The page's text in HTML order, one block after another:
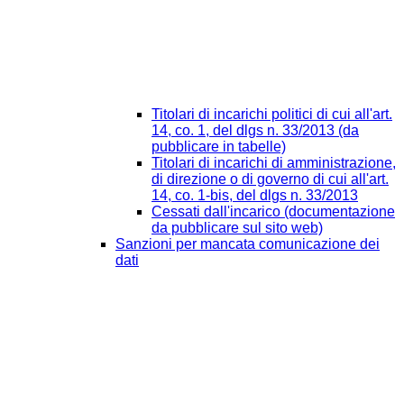
Titolari di incarichi politici di cui all'art.
14, co. 1, del dlgs n. 33/2013 (da
pubblicare in tabelle)
Titolari di incarichi di amministrazione,
di direzione o di governo di cui all'art.
14, co. 1-bis, del dlgs n. 33/2013
Cessati dall'incarico (documentazione
da pubblicare sul sito web)
Sanzioni per mancata comunicazione dei
dati